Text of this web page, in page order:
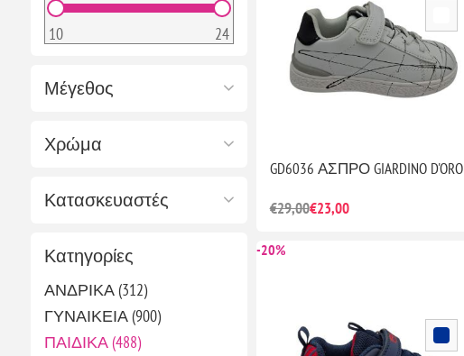
10 24
Μέγεθος
Χρώμα
Κατασκευαστές
Κατηγορίες
ΑΝΔΡΙΚΑ (312)
ΓΥΝΑΙΚΕΙΑ (900)
ΠΑΙΔΙΚΑ (488)
GD6036 ΑΣΠΡΟ GIARDINO D'ORO
€29,00€23,00
-20%